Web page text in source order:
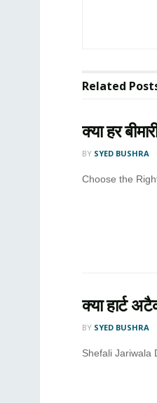
Related
क्या हर
BY SYED BUSHRA
Choose the
क्या हार्ट
BY SYED BUSHRA
Shefali Jariwala